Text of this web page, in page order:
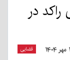
در
قضایی